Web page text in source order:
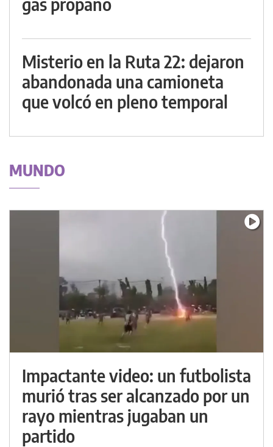
Misterio en la Ruta 22: dejaron
abandonada una camioneta
que volcó en pleno temporal
MUNDO
Impactante video: un futbolista
murió tras ser alcanzado por un
rayo mientras jugaban un
partido